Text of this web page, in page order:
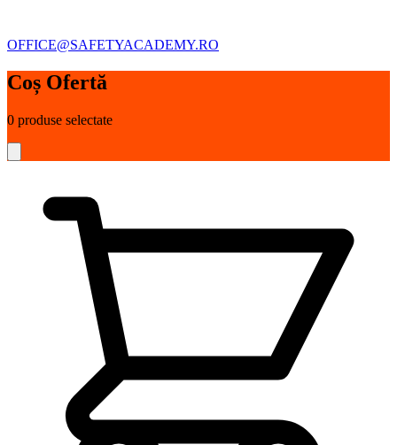
OFFICE@SAFETYACADEMY.RO
Coș Ofertă
0 produse selectate